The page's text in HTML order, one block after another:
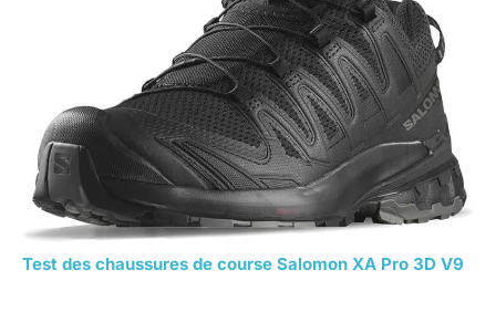
Test des chaussures de course Salomon XA Pro 3D V9